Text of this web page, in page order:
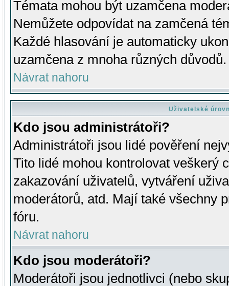
Témata mohou být uzamčena
Nemůžete odpovídat na zamčená
Každé hlasování je automaticky
uzamčena z mnoha různých důvodů.
Návrat nahoru
Uživatelské
Kdo jsou administrátoři?
Administrátoři jsou lidé pověření
Tito lidé mohou kontrolovat veškerý
zakazování uživatelů, vytváření
moderátorů, atd. Mají také všechny
fóru.
Návrat nahoru
Kdo jsou moderátoři?
Moderátoři jsou jednotlivci (nebo